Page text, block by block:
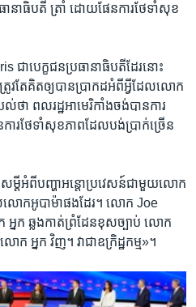
នាធិបតី​ ត្រាំ ​ដោយ​ផែនការ​ថែទាំសុខ
ជា​បេក្ខជន​ប្រធានា​ធិបតី​ដែរ​នោះ
វ​តែ​គិត​ឲ្យ​បាន​ប្រាកដ​អំពី​អ្វី​ដែល​លោក
ា ​ពលរដ្ឋ​អាមេរិកាំង​ចង់បាន​ការ
រថែទាំ​សុខភាព​ដែល​បង់​ប្រាក់​ច្រើន​
ម្តី​អំពី​បញ្ហា​អន្តោ​ប្រវេសន៍​ជាមួយ​លោក​
លោក​អូបាម៉ា​ផងដែរ។ លោក ​Joe
នក ​ឆ្លង​កាត់​ព្រំ​ដែន​ខុស​ច្បាប់ លោក
ក ​អ្នក​ វិញ។ វា​ជា​ឧក្រិដ្ឋកម្ម»។